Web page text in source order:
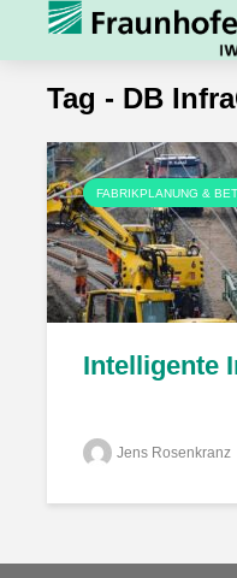
Tag - DB
FABRIKPLANUNG &
Intelligente
Jens Rosenkranz